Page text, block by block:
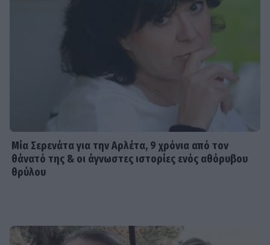
Μία Σερενάτα για την Αρλέτα, 9 χρόνια από τον
θάνατό της & οι άγνωστες ιστορίες ενός αθόρυβου
θρύλου